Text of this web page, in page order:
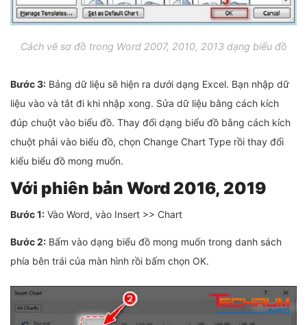
Cách vẽ sơ đồ trong Word 2007, 2010, 2013 dạng biểu đồ
Bước 3: Bảng dữ liệu sẽ hiện ra dưới dạng Excel. Bạn nhập dữ
liệu vào và tắt đi khi nhập xong. Sửa dữ liệu bằng cách kích
đúp chuột vào biểu đồ. Thay đổi dạng biểu đồ bằng cách kích
chuột phải vào biểu đồ, chọn Change Chart Type rồi thay đổi
kiểu biểu đồ mong muốn.
Với phiên bản Word 2016, 2019
Bước 1: Vào Word, vào Insert >> Chart
Bước 2: Bấm vào dạng biểu đồ mong muốn trong danh sách
phía bên trái của màn hình rồi bấm chọn OK.